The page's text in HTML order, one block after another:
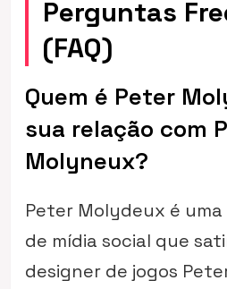
Perguntas
(FAQ)
Quem é Peter
sua relação com
Molyneux?
Peter Molydeux é
de mídia social que
designer de jogos